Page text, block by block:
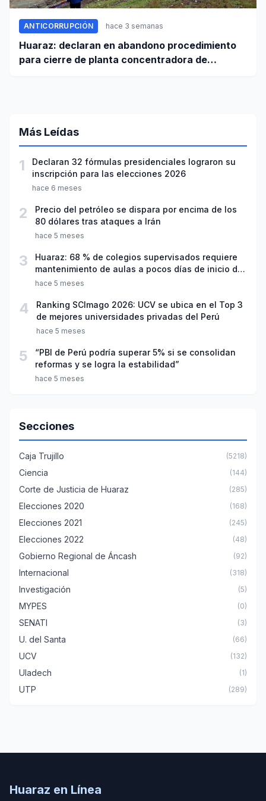
ANTICORRUPCIÓN hace 3 semanas
Huaraz: declaran en abandono procedimiento
para cierre de planta concentradora de
Más Leídas
1
Declaran 32 fórmulas presidenciales lograron su
inscripción para las elecciones 2026
hace 6 meses
2
Precio del petróleo se dispara por encima de los
80 dólares tras ataques a Irán
hace 5 meses
3
Huaraz: 68 % de colegios supervisados requiere
mantenimiento de aulas a pocos días de inicio del
año escolar 2026
hace 5 meses
4
Ranking SCImago 2026: UCV se ubica en el Top 3
de mejores universidades privadas del Perú
hace 5 meses
5
“PBI de Perú podría superar 5% si se consolidan
reformas y se logra la estabilidad”
hace 5 meses
Secciones
Caja Trujillo (5218)
Ciencia (144)
Corte de Justicia de Huaraz (285)
Elecciones 2020 (168)
Elecciones 2021 (245)
Elecciones 2022 (48)
Gobierno Regional de Áncash (92)
Internacional (318)
Investigación (5)
MYPES (0)
SENATI (3)
U. del Santa (66)
UCV (132)
Uladech (1)
UTP (289)
Huaraz en Línea